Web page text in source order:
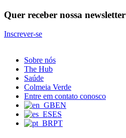
Quer receber nossa
Inscrever-se
Sobre nós
The Hub
Saúde
Colmeia Verde
Entre em contato conosco
EN
ES
PT